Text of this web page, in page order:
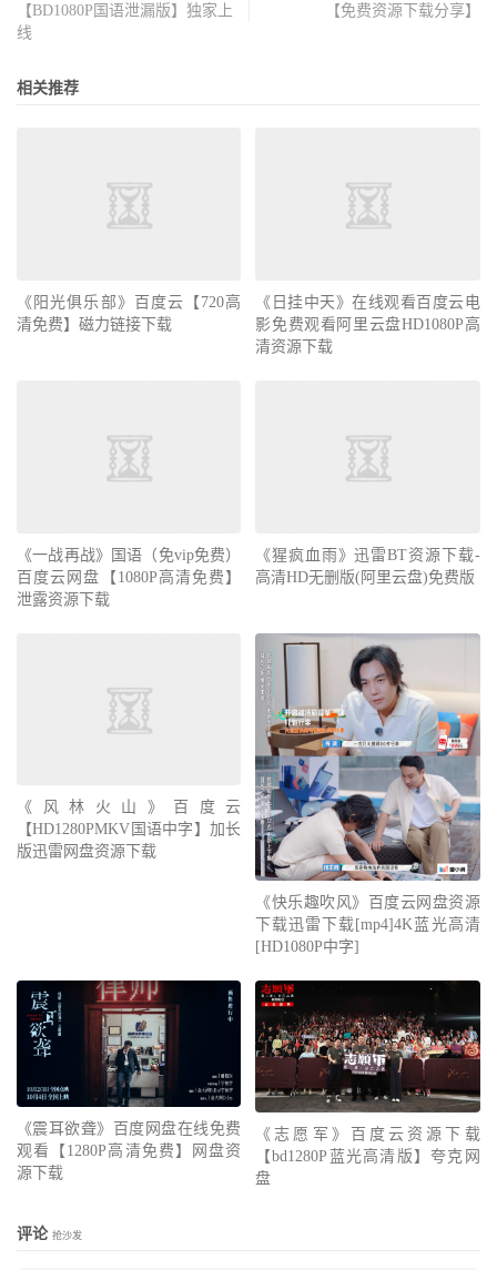
【BD1080P国语泄漏版】独家上
线
【免费资源下载分享】
相关推荐
《阳光俱乐部》百度云【720高
清免费】磁力链接下载
《日挂中天》在线观看百度云电
影免费观看阿里云盘HD1080P高
清资源下载
《一战再战》国语（免vip免费）
百度云网盘【1080P高清免费】
泄露资源下载
《猩疯血雨》迅雷BT资源下载-
高清HD无删版(阿里云盘)免费版
《风林火山》百度云
【HD1280PMKV国语中字】加长
版迅雷网盘资源下载
《快乐趣吹风》百度云网盘资源
下载迅雷下载[mp4]4K蓝光高清
[HD1080P中字]
《震耳欲聋》百度网盘在线免费
观看【1280P高清免费】网盘资
源下载
《志愿军》百度云资源下载
【bd1280P蓝光高清版】夸克网
盘
评论 抢沙发